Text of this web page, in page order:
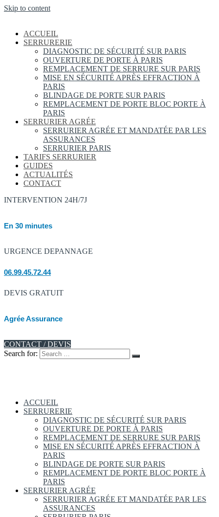
Skip to content
ACCUEIL
SERRURERIE
DIAGNOSTIC DE SÉCURITÉ SUR PARIS
OUVERTURE DE PORTE À PARIS
REMPLACEMENT DE SERRURE SUR PARIS
MISE EN SÉCURITÉ APRÈS EFFRACTION À
PARIS
BLINDAGE DE PORTE SUR PARIS
REMPLACEMENT DE PORTE BLOC PORTE À
PARIS
SERRURIER AGRÉE
SERRURIER AGRÉE ET MANDATÉE PAR LES
ASSURANCES
SERRURIER PARIS
TARIFS SERRURIER
GUIDES
ACTUALITÉS
CONTACT
INTERVENTION 24H/7J
En 30 minutes
URGENCE DEPANNAGE
06.99.45.72.44
DEVIS GRATUIT
Agrée Assurance
CONTACT / DEVIS
Search for:
ACCUEIL
SERRURERIE
DIAGNOSTIC DE SÉCURITÉ SUR PARIS
OUVERTURE DE PORTE À PARIS
REMPLACEMENT DE SERRURE SUR PARIS
MISE EN SÉCURITÉ APRÈS EFFRACTION À
PARIS
BLINDAGE DE PORTE SUR PARIS
REMPLACEMENT DE PORTE BLOC PORTE À
PARIS
SERRURIER AGRÉE
SERRURIER AGRÉE ET MANDATÉE PAR LES
ASSURANCES